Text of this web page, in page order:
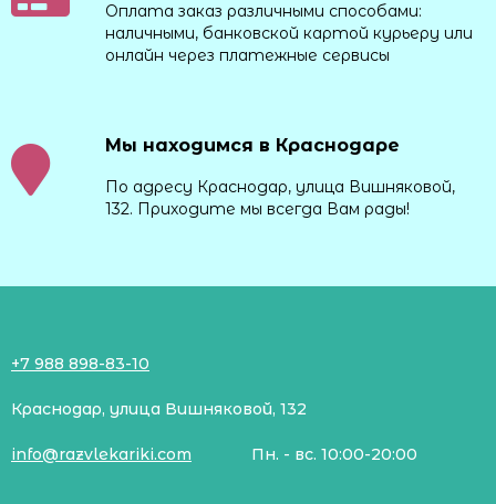
Оплата заказ различными способами:
наличными, банковской картой курьеру или
онлайн через платежные сервисы
Мы находимся в Краснодаре
По адресу Краснодар, улица Вишняковой,
132. Приходите мы всегда Вам рады!
+7 988 898-83-10
Краснодар, улица Вишняковой, 132
info@razvlekariki.com Пн. - вс. 10:00-20:00